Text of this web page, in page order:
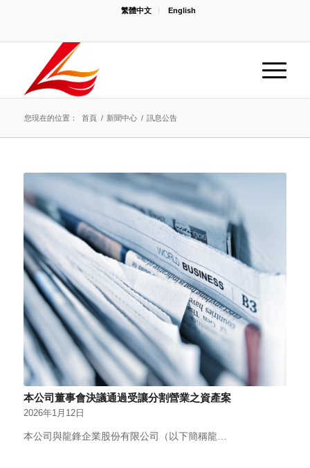
繁體中文 English
您現在的位置： 首頁 / 新聞中心 / 訊息公告
本公司董事會決議通過受讓分割營業之資產案
2026年1月12日
本公司與龍鋒企業股份有限公司（以下簡稱龍…